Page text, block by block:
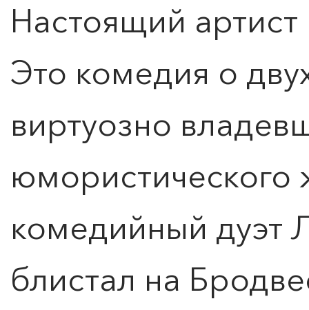
Настоящий
Это комедия о
виртуозно
юмористического
комедийный дуэт
блистал на